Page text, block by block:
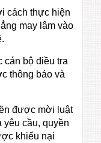
cách thực hiện
may lâm vào
bộ điều tra
thông báo và
được mời luật
cầu, quyền
khiếu nại